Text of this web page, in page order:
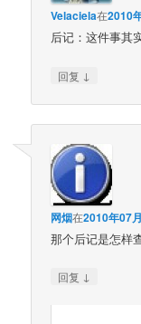
Velaciela在2010
后记：这件事其
回复 ↓
网烟在2010年07
那个后记是怎样
回复 ↓